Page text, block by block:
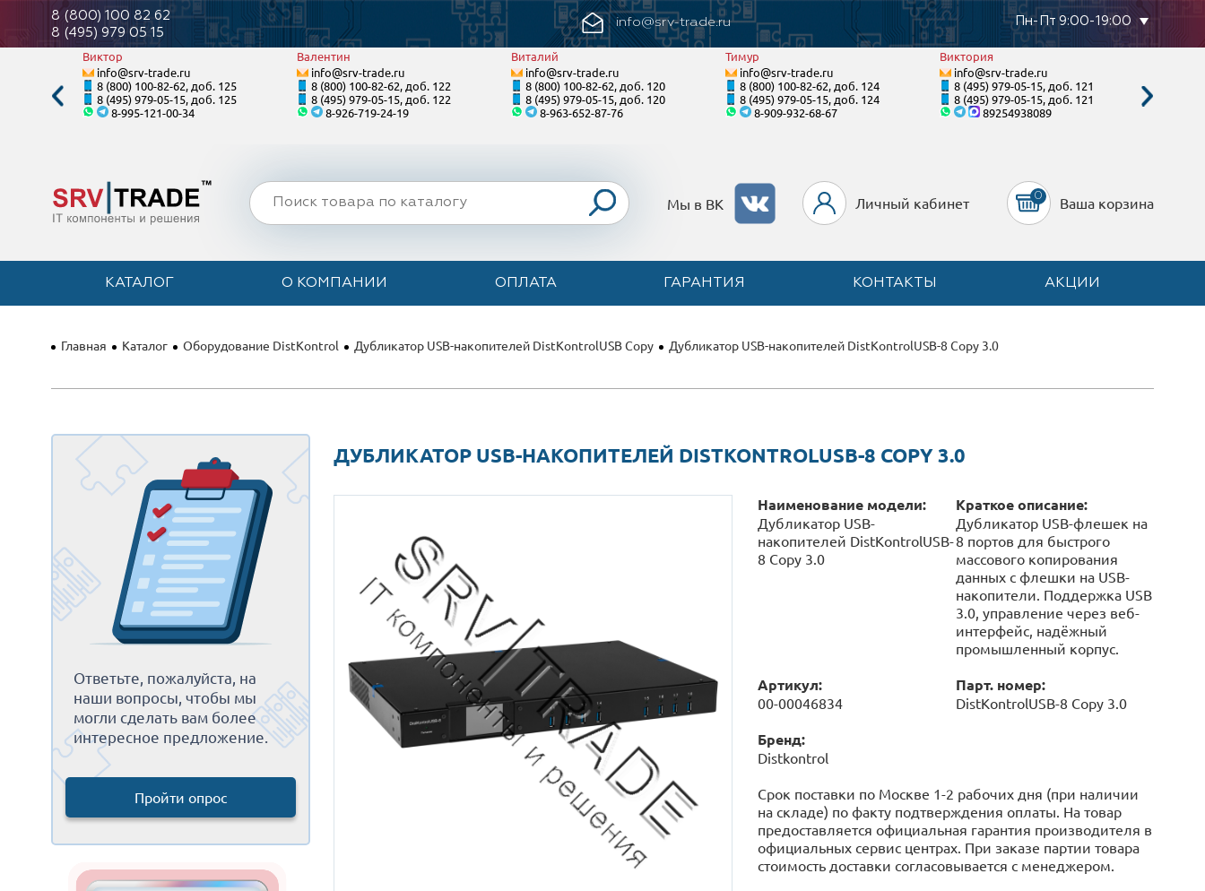
8 (800) 100 82 62
8 (495) 979 05 15
info@srv-trade.ru Пн-Пт 9:00-19:00
Виктор
info@srv-trade.ru
8 (800) 100-82-62, доб. 125
8 (495) 979-05-15, доб. 125
8-995-121-00-34
Валентин
info@srv-trade.ru
8 (800) 100-82-62, доб. 122
8 (495) 979-05-15, доб. 122
8-926-719-24-19
Виталий
info@srv-trade.ru
8 (800) 100-82-62, доб. 120
8 (495) 979-05-15, доб. 120
8-963-652-87-76
Тимур
info@srv-trade.ru
8 (800) 100-82-62, доб. 124
8 (495) 979-05-15, доб. 124
8-909-932-68-67
Виктория
info@srv-trade.ru
8 (495) 979-05-15, доб. 121
8 (495) 979-05-15, доб. 121
89254938089
КАТАЛОГ О КОМПАНИИ ОПЛАТА ГАРАНТИЯ КОНТАКТЫ АКЦИИ
Мы в ВК Личный кабинет 0 Ваша корзина
Главная Каталог Оборудование DistKontrol Дубликатор USB-накопителей DistKontrolUSB Copy Дубликатор USB-накопителей DistKontrolUSB-8 Copy 3.0
Ответьте, пожалуйста, на
наши вопросы, чтобы мы
могли сделать вам более
интересное предложение.
Пройти опрос
ДУБЛИКАТОР USB-НАКОПИТЕЛЕЙ DISTKONTROLUSB-8 COPY 3.0
Наименование модели:
Дубликатор USB-
накопителей DistKontrolUSB-
8 Copy 3.0
Краткое описание:
Дубликатор USB-флешек на
8 портов для быстрого
массового копирования
данных с флешки на USB-
накопители. Поддержка USB
3.0, управление через веб-
интерфейс, надёжный
промышленный корпус.
Артикул:
00-00046834
Парт. номер:
DistKontrolUSB-8 Copy 3.0
Бренд:
Distkontrol
Срок поставки по Москве 1-2 рабочих дня (при наличии
на складе) по факту подтверждения оплаты. На товар
предоставляется официальная гарантия производителя в
официальных сервис центрах. При заказе партии товара
стоимость доставки согласовывается с менеджером.